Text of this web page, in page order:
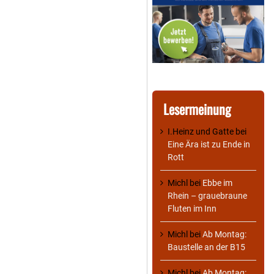
Lesermeinung
I.Heinz und Gatte bei
Eine Ära ist zu Ende in
Rott
Michl bei Ebbe im
Rhein – grauebraune
Fluten im Inn
Michl beiAb Montag:
Baustelle an der B15